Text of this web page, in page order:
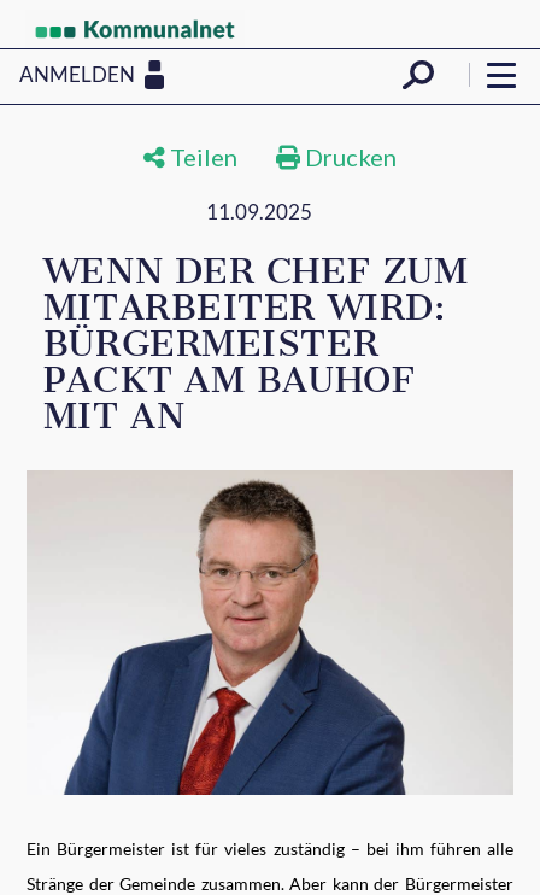
ANMELDEN
Teilen Drucken
11.09.2025
WENN DER CHEF ZUM
MITARBEITER WIRD:
BÜRGERMEISTER
PACKT AM BAUHOF
MIT AN
Ein Bürgermeister ist für vieles zuständig – bei ihm führen alle
Stränge der Gemeinde zusammen. Aber kann der Bürgermeister